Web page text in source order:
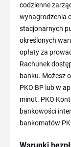
codzienne
wynagrodzenia
stacjonarnych
określonych
opłaty za
Rachunek
banku. Możesz
PKO BP lub w
minut. PKO
bankowości
bankomatów